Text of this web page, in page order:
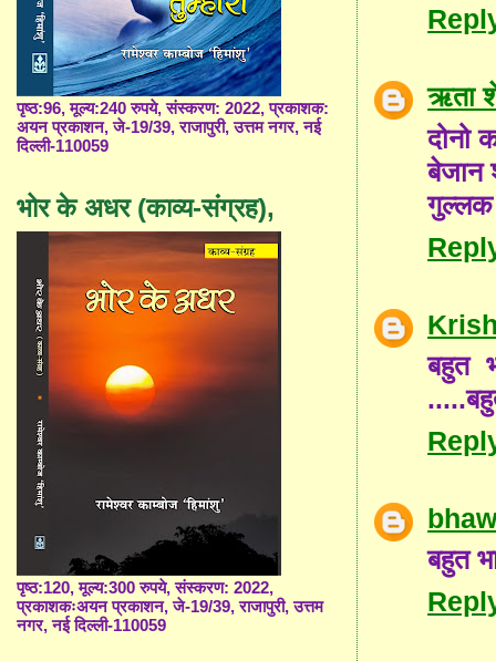
ऋता
दोनो
बेजान
गुल्लक
बहुत
बहुत
पृष्ठ:96, मूल्य:240 रुपये, संस्करण: 2022, प्रकाशक:
अयन प्रकाशन, जे-19/39, राजापुरी, उत्तम नगर, नई
दिल्ली-110059
भोर के अधर (काव्य-संग्रह),
पृष्ठ:120, मूल्य:300 रुपये, संस्करण: 2022,
प्रकाशकःअयन प्रकाशन, जे-19/39, राजापुरी, उत्तम
नगर, नई दिल्ली-110059